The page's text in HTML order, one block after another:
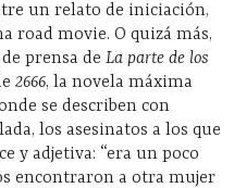
un relato de iniciación,
road movie. O quizá más,
prensa de La parte de los
2666, la novela máxima
se describen con
los asesinatos a los que
y adjetiva: “era un poco
encontraron a otra mujer